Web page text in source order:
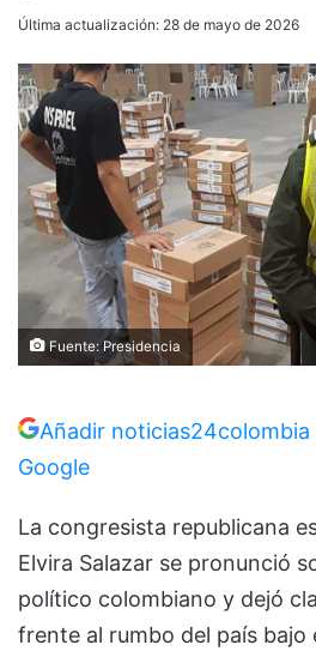
Última actualización: 28 de mayo de 2026
Fuente: Presidencia
Añadir
Google
La congresista republicana
Elvira Salazar se pronunció
político colombiano y dejó
frente al rumbo del país bajo